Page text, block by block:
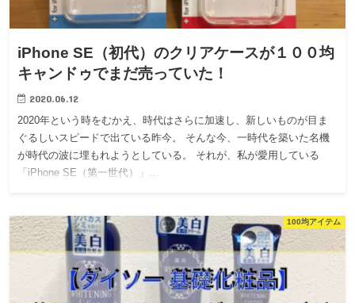
iPhone SE（初代）のクリアケースが１００均
キャンドゥでまだ売っていた！
2020.06.12
2020年という時をむかえ、時代はさらに加速し、新しいものが目ま
ぐるしいスピードで出ている昨今。 そんな今、一時代を築いた名機
が時代の波に埋もれようとしている。 それが、私が愛用している
「iPhone SE（第一世代）」…
100均アイテム